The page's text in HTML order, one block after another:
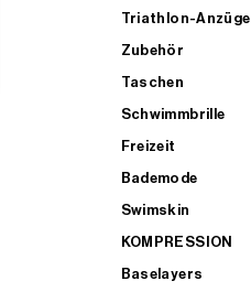
Triathlon-Anzüge
Zubehör
Taschen
Schwimmbrille
Freizeit
Bademode
Swimskin
KOMPRESSION
Baselayers